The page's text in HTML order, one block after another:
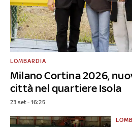
Milano Cortina 2026,
città nel quartiere Isola
LOMBARDIA
23 set - 16:25